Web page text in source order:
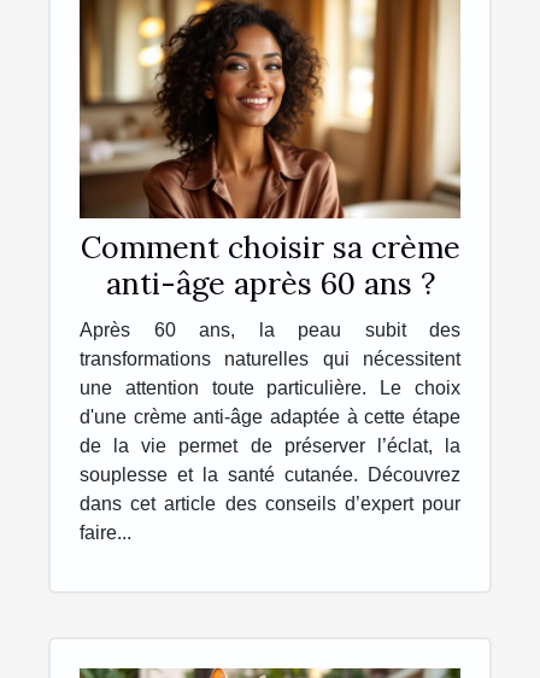
Comment choisir sa crème
anti-âge après 60 ans ?
Après 60 ans, la peau subit des
transformations naturelles qui nécessitent
une attention toute particulière. Le choix
d'une crème anti-âge adaptée à cette étape
de la vie permet de préserver l’éclat, la
souplesse et la santé cutanée. Découvrez
dans cet article des conseils d’expert pour
faire...